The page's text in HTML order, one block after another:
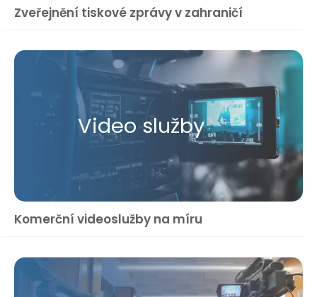
Zveřejnění tiskové zprávy v zahraničí
Video služby
Komerční videoslužby na míru